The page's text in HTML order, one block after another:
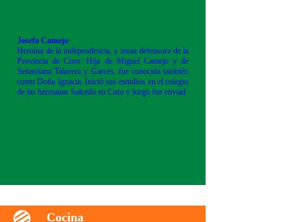
Josefa Camejo
Heroína de la independencia, y tenaz defensora de la
Provincia de Coro. Hija de Miguel Camejo y de
Sebastiana Talavera y Garcés, fue conocida también
como Doña Ignacia. Inició sus estudios en el colegio
de las hermanas Salcedo en Coro y luego fue enviad
Cocina